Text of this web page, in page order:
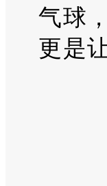
气球
更是